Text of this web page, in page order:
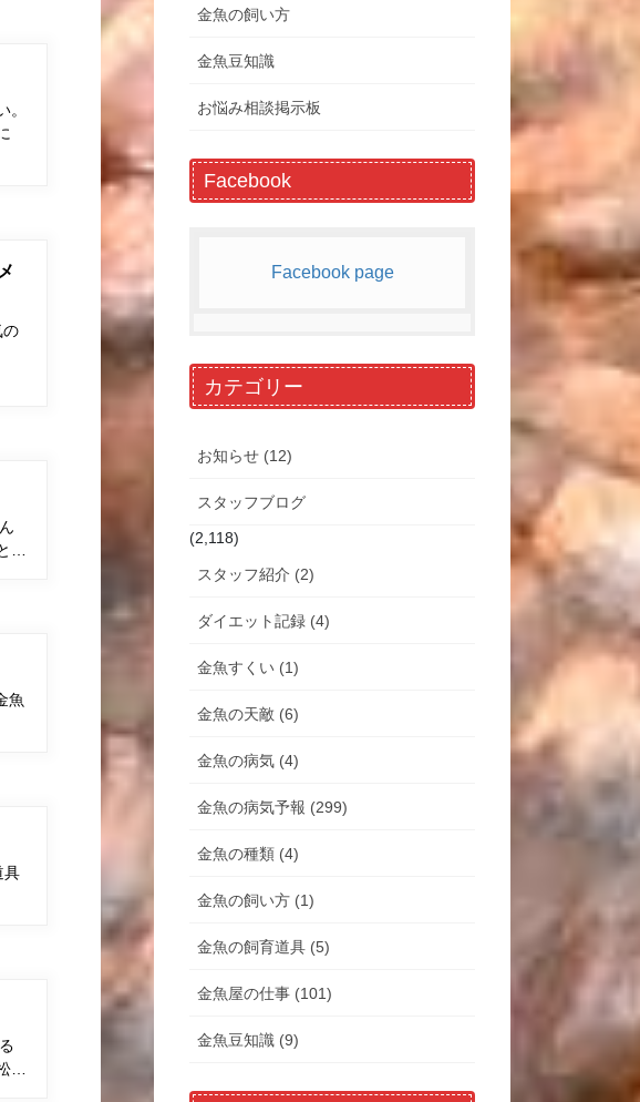
。
の
…
魚
具
…
金魚の飼い方
金魚豆知識
お悩み相談掲示板
Facebook
Facebook page
カテゴリー
お知らせ (12)
スタッフブログ
(2,118)
スタッフ紹介 (2)
ダイエット記録 (4)
金魚すくい (1)
金魚の天敵 (6)
金魚の病気 (4)
金魚の病気予報 (299)
金魚の種類 (4)
金魚の飼い方 (1)
金魚の飼育道具 (5)
金魚屋の仕事 (101)
金魚豆知識 (9)